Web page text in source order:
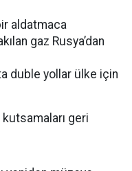
aldatmaca
gaz Rusya’dan
duble yollar ülke için
kutsamaları geri